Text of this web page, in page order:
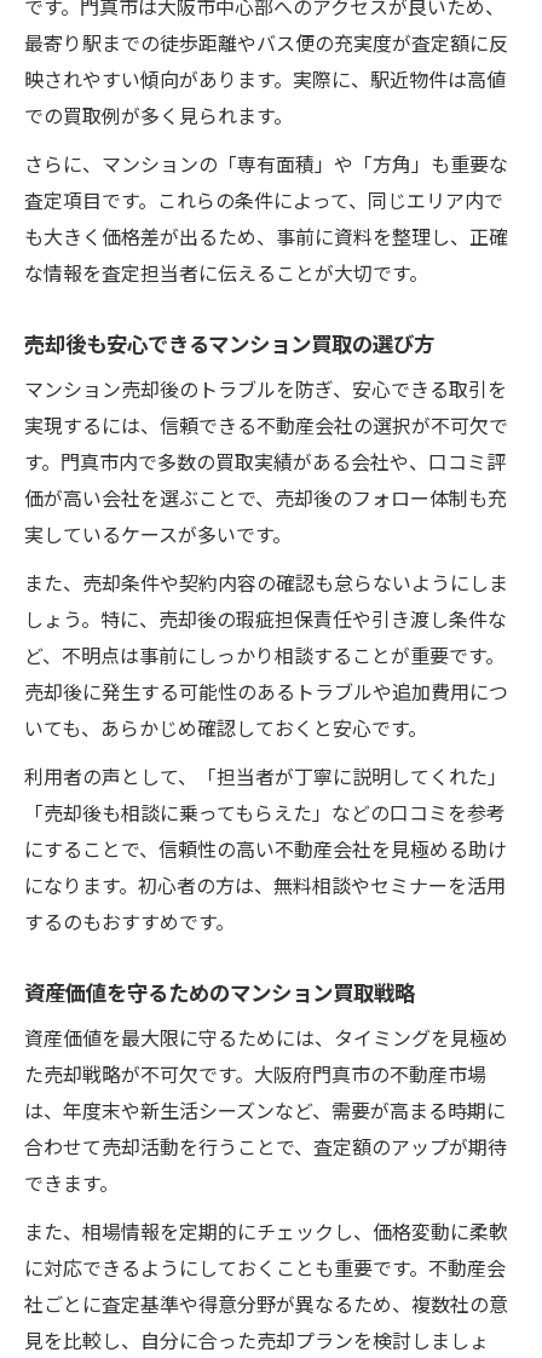
最寄り駅までの徒歩距離やバス便の充実度が査定額に反
映されやすい傾向があります。実際に、駅近物件は高値
での買取例が多く見られます。
さらに、マンションの「専有面積」や「方角」も重要な
査定項目です。これらの条件によって、同じエリア内で
も大きく価格差が出るため、事前に資料を整理し、正確
な情報を査定担当者に伝えることが大切です。
売却後も安心できるマンション買取の選び方
マンション売却後のトラブルを防ぎ、安心できる取引を
実現するには、信頼できる不動産会社の選択が不可欠で
す。門真市内で多数の買取実績がある会社や、口コミ評
価が高い会社を選ぶことで、売却後のフォロー体制も充
実しているケースが多いです。
また、売却条件や契約内容の確認も怠らないようにしま
しょう。特に、売却後の瑕疵担保責任や引き渡し条件な
ど、不明点は事前にしっかり相談することが重要です。
売却後に発生する可能性のあるトラブルや追加費用につ
いても、あらかじめ確認しておくと安心です。
利用者の声として、「担当者が丁寧に説明してくれた」
「売却後も相談に乗ってもらえた」などの口コミを参考
にすることで、信頼性の高い不動産会社を見極める助け
になります。初心者の方は、無料相談やセミナーを活用
するのもおすすめです。
資産価値を守るためのマンション買取戦略
資産価値を最大限に守るためには、タイミングを見極め
た売却戦略が不可欠です。大阪府門真市の不動産市場
は、年度末や新生活シーズンなど、需要が高まる時期に
合わせて売却活動を行うことで、査定額のアップが期待
できます。
また、相場情報を定期的にチェックし、価格変動に柔軟
に対応できるようにしておくことも重要です。不動産会
社ごとに査定基準や得意分野が異なるため、複数社の意
見を比較し、自分に合った売却プランを検討しましょ